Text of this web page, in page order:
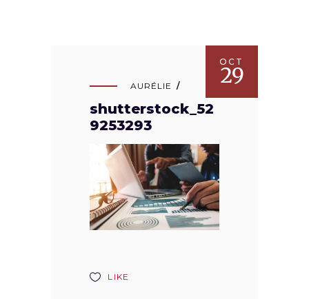
OCT
29
AURÉLIE
shutterstock_52
9253293
LIKE